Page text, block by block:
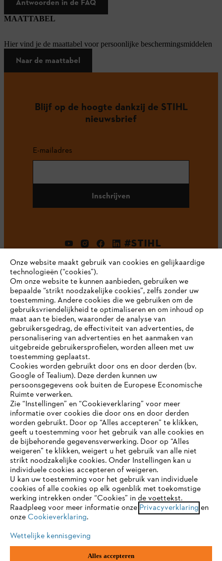
Antwoorden in de FAQ
MAATTABEL
Hier vind je de maattabel voor persoonlijke beschermingsmiddelen
Naar de maattabel
Blijf op de hoogte dankzij de STIHL
nieuwsbrief
E-mailadres
Inschrijven
#STIHL
Bedrijf
STIHL FAQ
Contact
Gegevensbescherming Impressum
Cookie-informatie Juridische informatie
ANDREAS STIHL NV, Veurtstraat 117, 2870
België/Belgique
VAT Number: BE 0427.714.768
JE BROWSER WORDT NIET
ONDERSTEUND
Je gebruikt een browser die we nog niet ondersteunen. Om
onze website optimaal te kunnen gebruiken, raden we aan dat
je overschakelt op één van de volgende browsers:
firefox
safari edge
Onze website maakt gebruik van cookies en gelijkaardige
technologieën (“cookies”).
Om onze website te kunnen aanbieden, gebruiken we
bepaalde “strikt noodzakelijke cookies”, zelfs zonder uw
toestemming. Andere cookies die we gebruiken om de
gebruiksvriendelijkheid te optimaliseren en om inhoud op
maat aan te bieden, waaronder de analyse van
gebruikersgedrag, de effectiviteit van advertenties, de
personalisering van advertenties en het aanmaken van
uitgebreide gebruikersprofielen, worden alleen met uw
toestemming geplaatst.
Cookies worden gebruikt door ons en door derden (bv.
Google of Tealium). Deze derden kunnen uw
persoonsgegevens ook buiten de Europese Economische
Ruimte verwerken.
Zie “Instellingen” en “Cookieverklaring” voor meer
informatie over cookies die door ons en door derden
worden gebruikt. Door op “Alles accepteren” te klikken,
geeft u toestemming voor het gebruik van alle cookies en
de bijbehorende gegevensverwerking. Door op “Alles
weigeren” te klikken, weigert u het gebruik van alle niet
strikt noodzakelijke cookies. Onder Instellingen kan u
individuele cookies accepteren of weigeren.
U kan uw toestemming voor het gebruik van individuele
cookies of alle cookies op elk ogenblik met toekomstige
werking intrekken onder “Cookies” in de voettekst.
Raadpleeg voor meer informatie onze Privacyverklaring en
onze Cookieverklaring.
Wettelijke kennisgeving
Alles accepteren